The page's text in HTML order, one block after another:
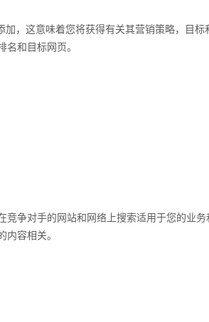
加，这意味着您将获得有关其营销策略，目标
和目标网页。
竞争对手的网站和网络上搜索适用于您的业务
内容相关。